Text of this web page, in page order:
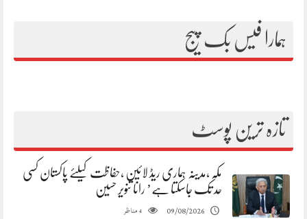
ہمارا فیس بک پیج
تازہ ترین پوسٹ
مکہ ،مدینہ ہماری ریڈ لائین ،حفاظت کیلئے پاکستان کسی
حد تک جاسکتا ہے’ رانا تنویر حسین
09/08/2026
4مناظر